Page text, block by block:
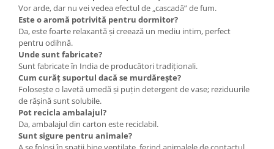
Vor arde, dar nu vei vedea efectul de „cascadă” de fum.
Este o aromă potrivită pentru dormitor?
Da, este foarte relaxantă și creează un mediu intim, perfect
pentru odihnă.
Unde sunt fabricate?
Sunt fabricate în India de producători tradiționali.
Cum curăț suportul dacă se murdărește?
Folosește o lavetă umedă și puțin detergent de vase; reziduurile
de rășină sunt solubile.
Pot recicla ambalajul?
Da, ambalajul din carton este reciclabil.
Sunt sigure pentru animale?